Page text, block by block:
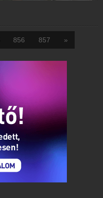
856 857 »